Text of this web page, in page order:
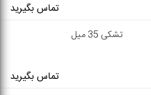
تماس بگیرید
تشکی 35 میل
تماس بگیرید